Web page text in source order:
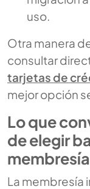
uso.
Otra manera
consultar
tarjetas de
mejor opción
Lo que
de elegir
La membresía